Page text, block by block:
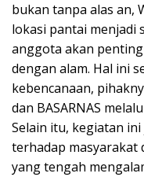
bukan tanpa alas an,
lokasi pantai menjadi
anggota akan
dengan alam. Hal ini
kebencanaan,
dan BASARNAS
Selain itu, kegiatan
terhadap masyarakat
yang tengah